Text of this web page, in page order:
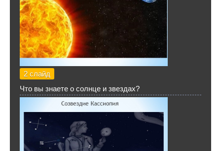
2 слайд
Что вы знаете о солнце и звездах?